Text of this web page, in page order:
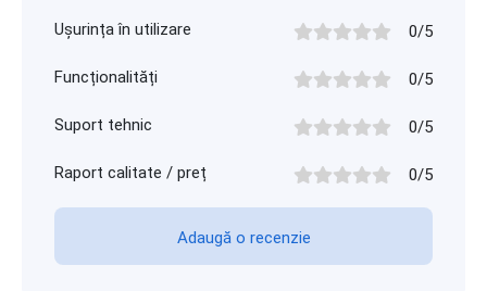
Ușurința în utilizare 0/5
Funcționalități 0/5
Suport tehnic 0/5
Raport calitate / preț 0/5
Adaugă o recenzie